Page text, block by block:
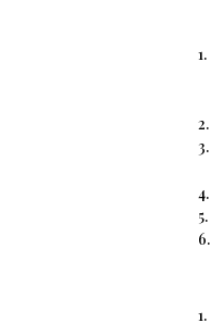
1.
2.
3.
4.
5.
6.
1.